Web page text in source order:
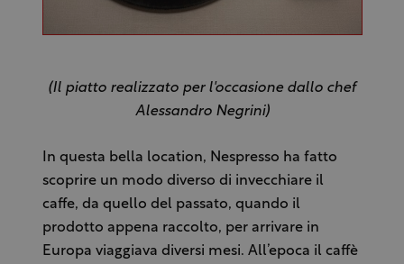
(Il piatto realizzato per l'occasione dallo chef
Alessandro Negrini)
In questa bella location, Nespresso ha fatto
scoprire un modo diverso di invecchiare il
caffe, da quello del passato, quando il
prodotto appena raccolto, per arrivare in
Europa viaggiava diversi mesi. All’epoca il caffè